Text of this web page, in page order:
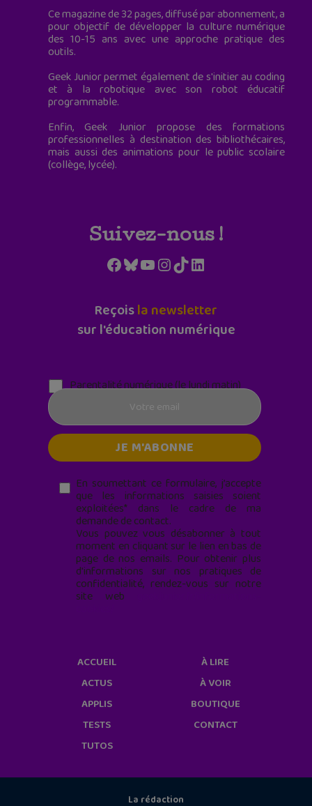
Ce magazine de 32 pages, diffusé par abonnement, a
pour objectif de développer la culture numérique
des 10-15 ans avec une approche pratique des
outils.
Geek Junior permet également de s'initier au coding
et à la robotique avec son robot éducatif
programmable.
Enfin, Geek Junior propose des formations
professionnelles à destination des bibliothécaires,
mais aussi des animations pour le public scolaire
(collège, lycée).
Suivez-nous !
Facebook
Bluesky
YouTube
Instagram
TikTokLinkedIn
Reçoisla newsletter
sur l'éducation numérique
Parentalité numérique (le lundi matin)
En soumettant ce formulaire, j’accepte
que les informations saisies soient
exploitées* dans le cadre de ma
demande de contact.
Vous pouvez vous désabonner à tout
moment en cliquant sur le lien en bas de
page de nos emails. Pour obtenir plus
d'informations sur nos pratiques de
confidentialité, rendez-vous sur notre
site web
ACCUEIL
ACTUS
APPLIS
TESTS
TUTOS
À LIRE
À VOIR
BOUTIQUE
CONTACT
La rédaction